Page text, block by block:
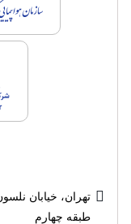
طبقه چهارم